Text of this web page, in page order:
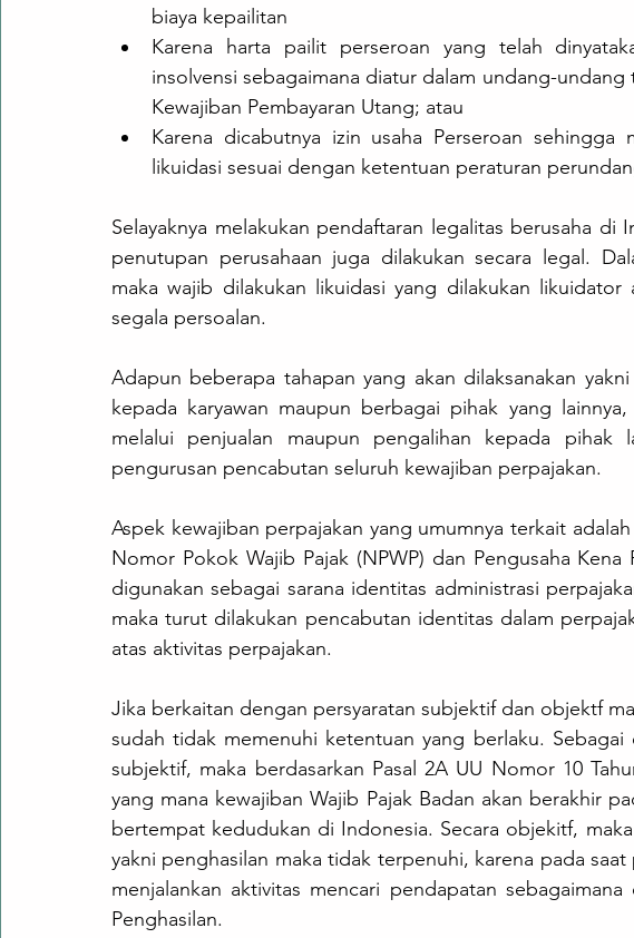
biaya kepailitan
Karena harta pailit perseroan yang telah
insolvensi sebagaimana diatur dalam undang-
Kewajiban Pembayaran Utang; atau
Karena dicabutnya izin usaha Perseroan sehingga
likuidasi sesuai dengan ketentuan peraturan
Selayaknya melakukan pendaftaran legalitas berusaha di
penutupan perusahaan juga dilakukan secara legal.
maka wajib dilakukan likuidasi yang dilakukan
segala persoalan.
Adapun beberapa tahapan yang akan dilaksanakan
kepada karyawan maupun berbagai pihak yang
melalui penjualan maupun pengalihan kepada pihak
pengurusan pencabutan seluruh kewajiban perpajakan.
Aspek kewajiban perpajakan yang umumnya terkait
Nomor Pokok Wajib Pajak (NPWP) dan Pengusaha Kena
digunakan sebagai sarana identitas administrasi
maka turut dilakukan pencabutan identitas dalam
atas aktivitas perpajakan.
Jika berkaitan dengan persyaratan subjektif dan objektf
sudah tidak memenuhi ketentuan yang berlaku.
subjektif, maka berdasarkan Pasal 2A UU Nomor 10
yang mana kewajiban Wajib Pajak Badan akan berakhir
bertempat kedudukan di Indonesia. Secara objekitf,
yakni penghasilan maka tidak terpenuhi, karena pada
menjalankan aktivitas mencari pendapatan
Penghasilan.